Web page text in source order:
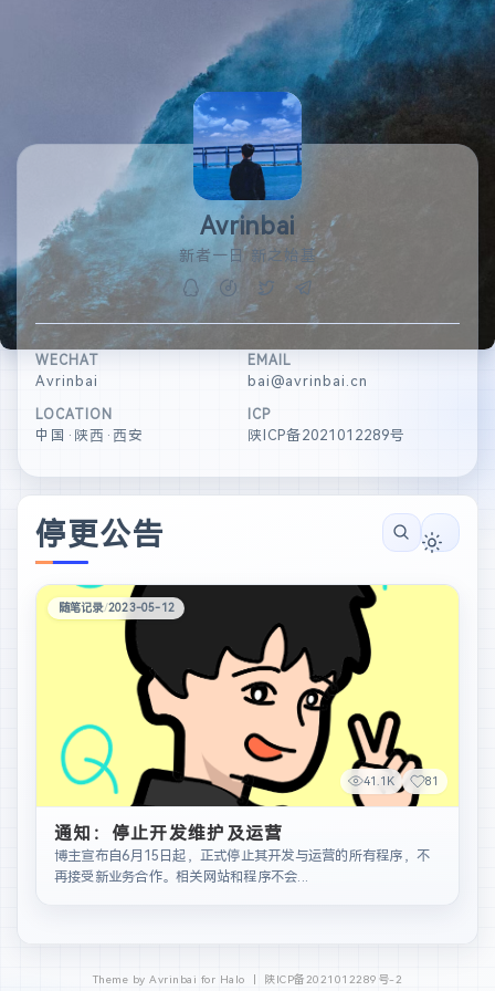
Avrinbai
新者一日 新之始基
WECHAT
Avrinbai
LOCATION
中国·陕西·西安
EMAIL
bai@avrinbai.cn
ICP
陕ICP备2021012289号
停更公告
随笔记录/2023-05-12
41.1K 81
通知：停止开发维护及运营
博主宣布自6月15日起，正式停止其开发与运营的所有程序，不
再接受新业务合作。相关网站和程序不会...
Theme by Avrinbai for Halo 丨 陕ICP备2021012289号-2